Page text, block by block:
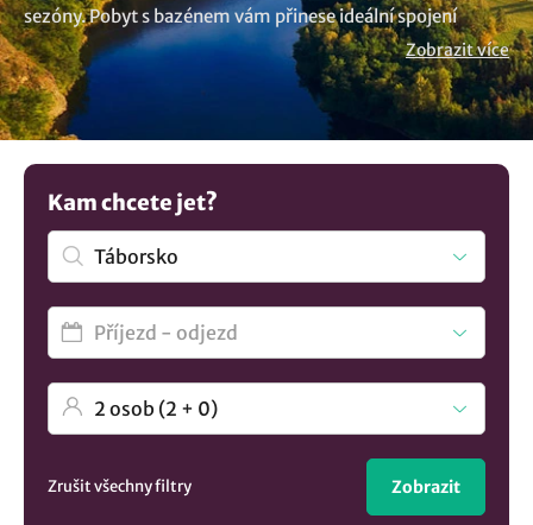
sezóny. Pobyt s bazénem vám přinese ideální spojení
relaxace na sluníčku a zábavy. Některé venkovní bazény
jsou dokonce vyhřívané a je možné je tak využívat i za
chladnějšího počasí. Máte jinou představu? V nabídce
máme více možností
ubytování v lokalitě Táborsko
Zobrazit více
Kam chcete jet?
Zrušit všechny filtry Zobrazit